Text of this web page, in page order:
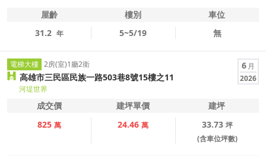
屋齡 樓別
車位
31.2 年 5~5/19 無
電梯大樓 2房(室)1廳2衛
高雄市三民區民族一路503巷8號15樓之11
河堤世界
6 月
2026
成交價 建坪單價
建坪
825 萬 24.46 萬 33.73 坪
(含車位坪數)